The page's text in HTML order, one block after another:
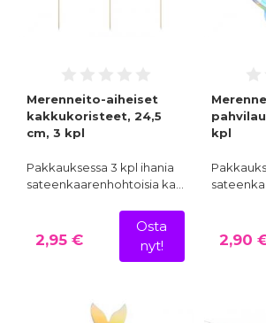
Merenneito-aiheiset
kakkukoristeet, 24,5
cm, 3 kpl
Pakkauksessa 3 kpl ihania
sateenkaarenhohtoisia ka…
2,95 €
Osta
nyt!
kpl
2,90